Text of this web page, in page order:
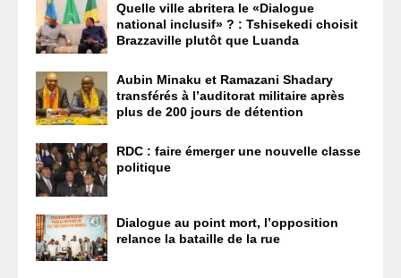
Quelle ville abritera le «Dialogue
national inclusif» ? : Tshisekedi choisit
Brazzaville plutôt que Luanda
Aubin Minaku et Ramazani Shadary
transférés à l’auditorat militaire après
plus de 200 jours de détention
RDC : faire émerger une nouvelle classe
politique
Dialogue au point mort, l’opposition
relance la bataille de la rue